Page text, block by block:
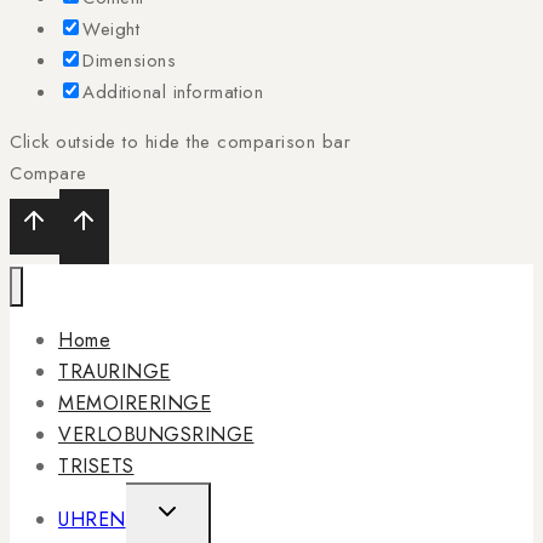
Weight
Dimensions
Additional information
Click outside to hide the comparison bar
Compare
Home
TRAURINGE
MEMOIRERINGE
VERLOBUNGSRINGE
TRISETS
UHREN
TOGGLE